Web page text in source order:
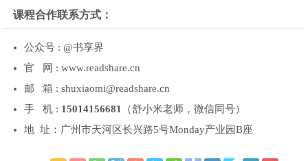
课程合作联系方式：
公众号 : @书享界
官 网 : www.readshare.cn
邮 箱 : shuxiaomi@readshare.cn
手 机 : 15014156681
（舒小米老师，微信同号）
地 址：广州市天河区长兴路5号Monday产业园B座